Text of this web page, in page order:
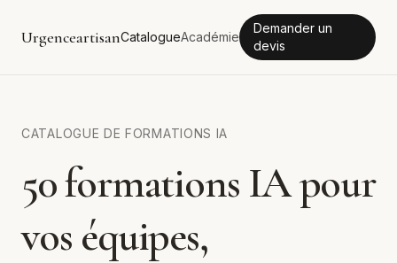
UrgenceartisanCatalogueAcadémie
Demander un
devis
CATALOGUE DE FORMATIONS IA
50 formations IA pour
vos équipes,